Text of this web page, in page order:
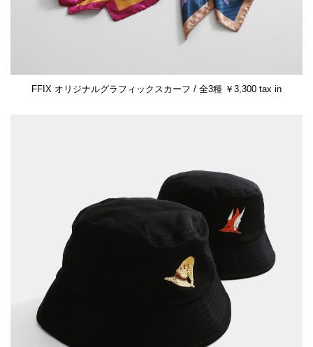
FFIX オリジナルグラフィックスカーフ / 全3種 ￥3,300 tax in